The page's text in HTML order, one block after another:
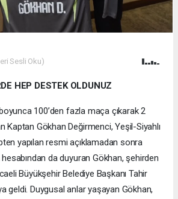
Sesli Oku)
HEP DESTEK OLDUNUZ
100’den fazla maça çıkarak 2
Kaptan Gökhan Değirmenci, Yeşil-Siyahlı
yapılan resmi açıklamadan sonra
da duyuran Gökhan, şehirden
Büyükşehir Belediye Başkanı Tahir
geldi. Duygusal anlar yaşayan Gökhan,